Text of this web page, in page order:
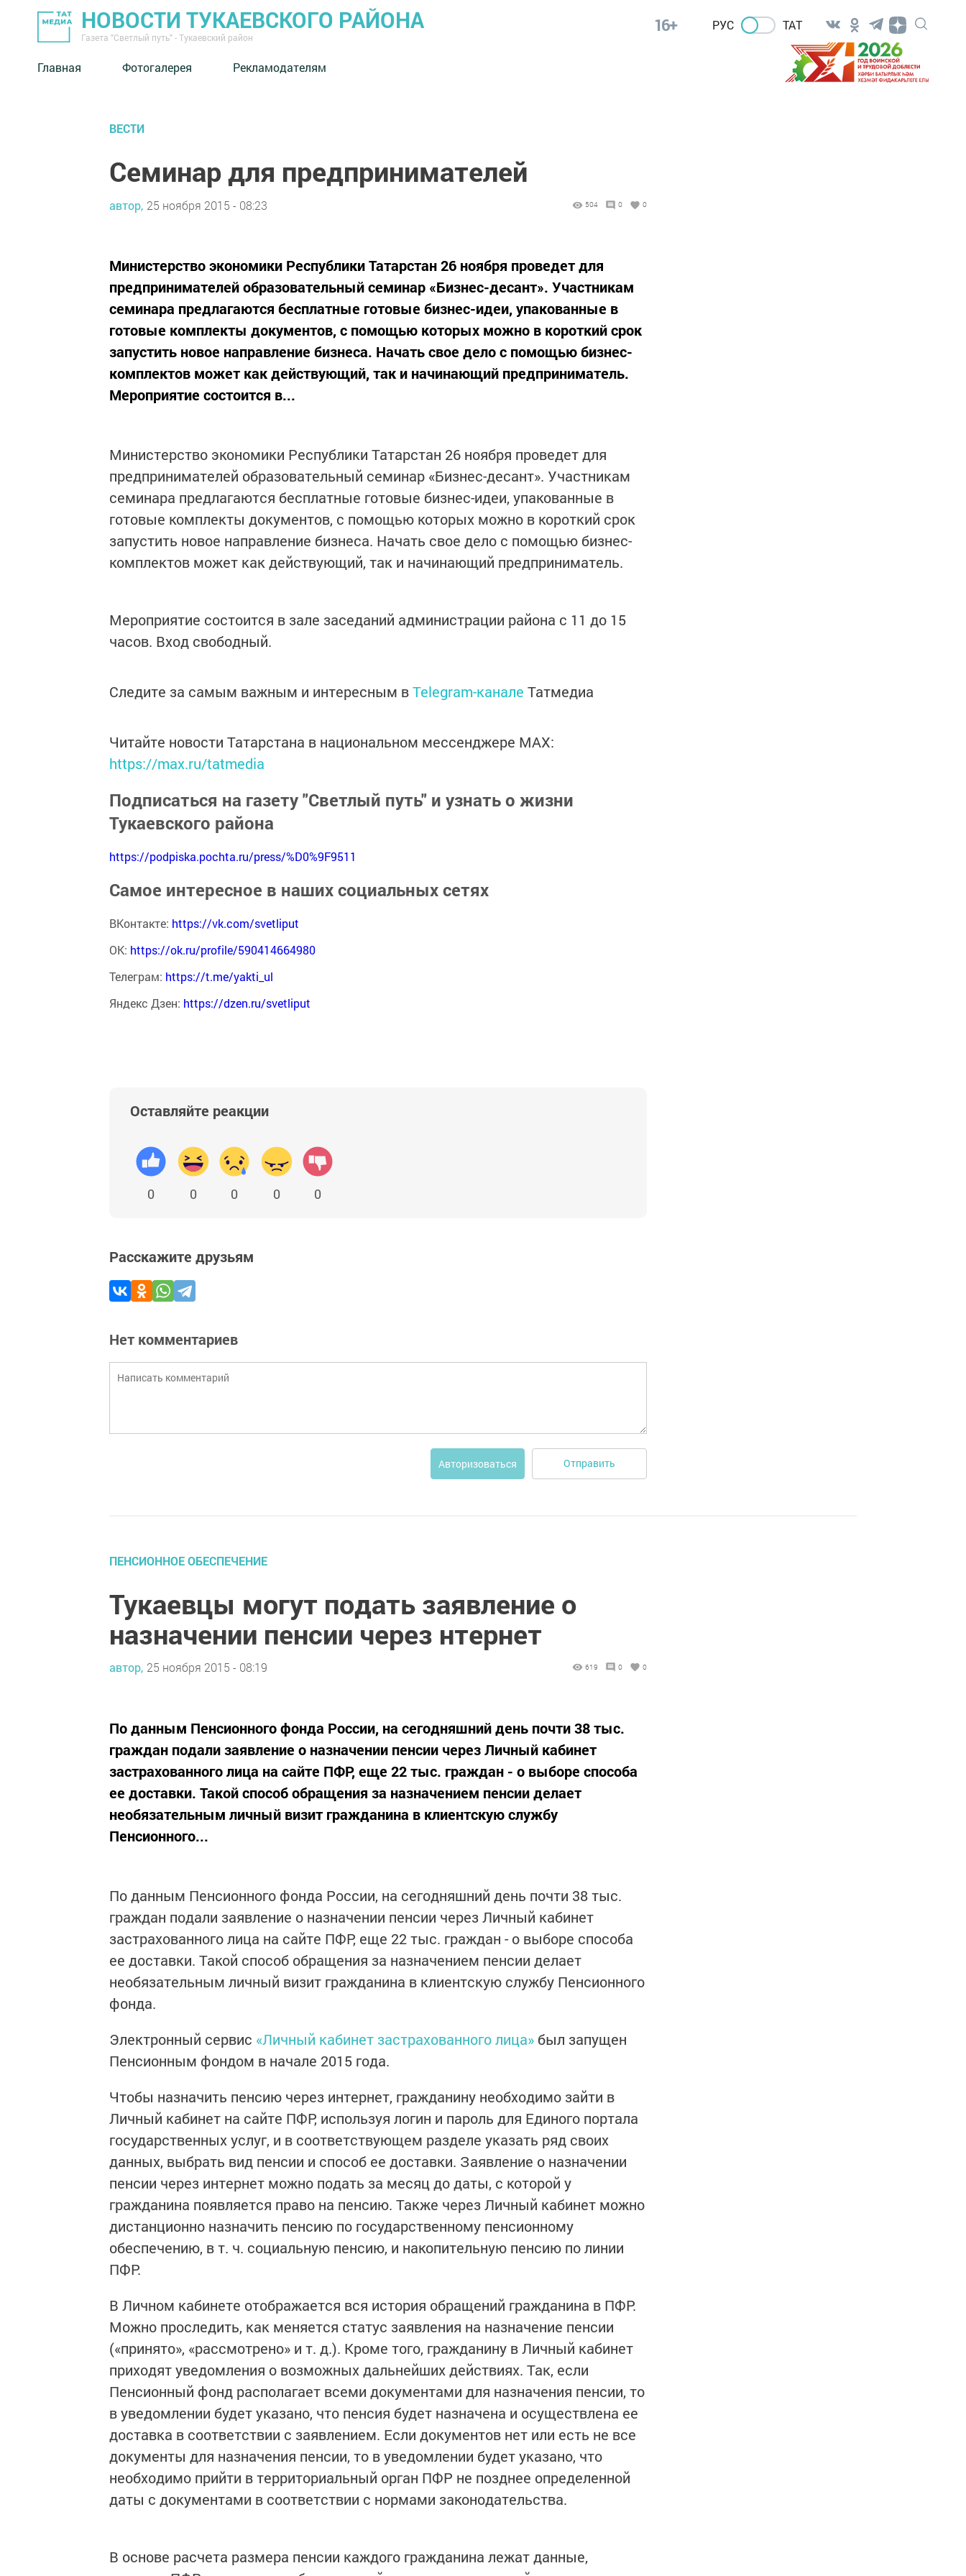
НОВОСТИ ТУКАЕВСКОГО РАЙОНА
Газета "Светлый путь" - Тукаевский район
16+ РУС ТАТ
Главная Фотогалерея Рекламодателям
ВЕСТИ
Семинар для предпринимателей
автор, 25 ноября 2015 - 08:23 504 0 0
Министерство экономики Республики Татарстан 26 ноября проведет для
предпринимателей образовательный семинар «Бизнес-десант». Участникам
семинара предлагаются бесплатные готовые бизнес-идеи, упакованные в
готовые комплекты документов, с помощью которых можно в короткий срок
запустить новое направление бизнеса. Начать свое дело с помощью бизнес-
комплектов может как действующий, так и начинающий предприниматель.
Мероприятие состоится в...
Министерство экономики Республики Татарстан 26 ноября проведет для
предпринимателей образовательный семинар «Бизнес-десант». Участникам
семинара предлагаются бесплатные готовые бизнес-идеи, упакованные в
готовые комплекты документов, с помощью которых можно в короткий срок
запустить новое направление бизнеса. Начать свое дело с помощью бизнес-
комплектов может как действующий, так и начинающий предприниматель.
Мероприятие состоится в зале заседаний администрации района с 11 до 15
часов. Вход свободный.
Следите за самым важным и интересным вTelegram-канале Татмедиа
Читайте новости Татарстана в национальном мессенджере MАХ:
https://max.ru/tatmedia
Подписаться на газету "Светлый путь" и узнать о жизни
Тукаевского района
https://podpiska.pochta.ru/press/%D0%9F9511
Самое интересное в наших социальных сетях
ВКонтакте: https://vk.com/svetliput
ОК: https://ok.ru/profile/590414664980
Телеграм: https://t.me/yakti_ul
Яндекс Дзен: https://dzen.ru/svetliput
Оставляйте реакции
0 0 0 0 0
Расскажите друзьям
Нет комментариев
Авторизоваться Отправить
ПЕНСИОННОЕ ОБЕСПЕЧЕНИЕ
Тукаевцы могут подать заявление о
назначении пенсии через нтернет
автор, 25 ноября 2015 - 08:19 619 0 0
По данным Пенсионного фонда России, на сегодняшний день почти 38 тыс.
граждан подали заявление о назначении пенсии через Личный кабинет
застрахованного лица на сайте ПФР, еще 22 тыс. граждан - о выборе способа
ее доставки. Такой способ обращения за назначением пенсии делает
необязательным личный визит гражданина в клиентскую службу
Пенсионного...
По данным Пенсионного фонда России, на сегодняшний день почти 38 тыс.
граждан подали заявление о назначении пенсии через Личный кабинет
застрахованного лица на сайте ПФР, еще 22 тыс. граждан - о выборе способа
ее доставки. Такой способ обращения за назначением пенсии делает
необязательным личный визит гражданина в клиентскую службу Пенсионного
фонда.
Электронный сервис «Личный кабинет застрахованного лица» был запущен
Пенсионным фондом в начале 2015 года.
Чтобы назначить пенсию через интернет, гражданину необходимо зайти в
Личный кабинет на сайте ПФР, используя логин и пароль для Единого портала
государственных услуг, и в соответствующем разделе указать ряд своих
данных, выбрать вид пенсии и способ ее доставки. Заявление о назначении
пенсии через интернет можно подать за месяц до даты, с которой у
гражданина появляется право на пенсию. Также через Личный кабинет можно
дистанционно назначить пенсию по государственному пенсионному
обеспечению, в т. ч. социальную пенсию, и накопительную пенсию по линии
ПФР.
В Личном кабинете отображается вся история обращений гражданина в ПФР.
Можно проследить, как меняется статус заявления на назначение пенсии
(«принято», «рассмотрено» и т. д.). Кроме того, гражданину в Личный кабинет
приходят уведомления о возможных дальнейших действиях. Так, если
Пенсионный фонд располагает всеми документами для назначения пенсии, то
в уведомлении будет указано, что пенсия будет назначена и осуществлена ее
доставка в соответствии с заявлением. Если документов нет или есть не все
документы для назначения пенсии, то в уведомлении будет указано, что
необходимо прийти в территориальный орган ПФР не позднее определенной
даты с документами в соответствии с нормами законодательства.
В основе расчета размера пенсии каждого гражданина лежат данные,